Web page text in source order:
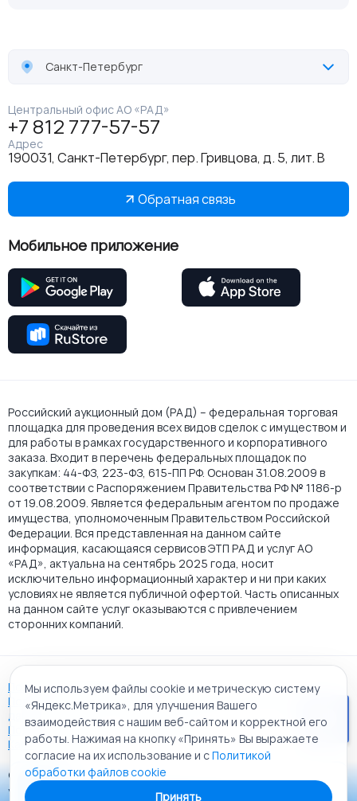
Санкт-Петербург
Центральный офис АО «РАД»
+7 812 777-57-57
Адрес
190031, Санкт-Петербург, пер. Гривцова, д. 5, лит. В
Обратная связь
Мобильное приложение
Российский аукционный дом (РАД) – федеральная торговая
площадка для проведения всех видов сделок с имуществом и
для работы в рамках государственного и корпоративного
заказа. Входит в перечень федеральных площадок по
закупкам: 44-ФЗ, 223-ФЗ, 615-ПП РФ. Основан 31.08.2009 в
соответствии с Распоряжением Правительства РФ № 1186-р
от 19.08.2009. Является федеральным агентом по продаже
имущества, уполномоченным Правительством Российской
Федерации. Вся представленная на данном сайте
информация, касающаяся сервисов ЭТП РАД и услуг АО
«РАД», актуальна на сентябрь 2025 года, носит
исключительно информационный характер и ни при каких
условиях не является публичной офертой. Часть описанных
на данном сайте услуг оказываются с привлечением
сторонних компаний.
Пользовательское соглашение
Политика АО "РАД" в отношении обработки персональных
данных
Политика обработки файлов cookie
Карта сайта
© 2009 - 2026 АО «Российский аукционный дом»
универсальная торговая площадка. Все права защищены.
Мы используем файлы cookie и метрическую систему
«Яндекс.Метрика», для улучшения Вашего
взаимодействия с нашим веб-сайтом и корректной его
работы. Нажимая на кнопку «Принять» Вы выражаете
согласие на их использование и сПолитикой
обработки файлов cookie
Принять
Приложение «РАД Каталог»